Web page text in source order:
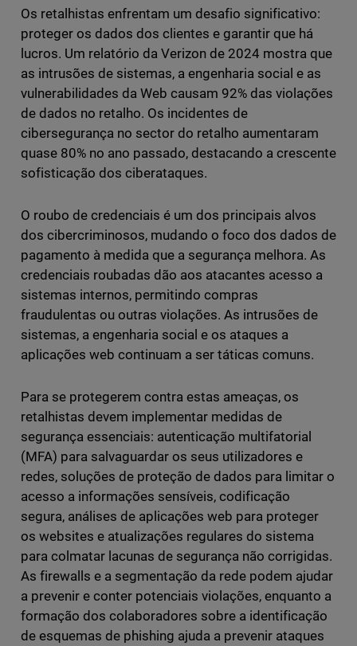
Os retalhistas enfrentam um desafio significativo:
proteger os dados dos clientes e garantir que há
lucros. Um relatório da Verizon de 2024 mostra que
as intrusões de sistemas, a engenharia social e as
vulnerabilidades da Web causam 92% das violações
de dados no retalho. Os incidentes de
cibersegurança no sector do retalho aumentaram
quase 80% no ano passado, destacando a crescente
sofisticação dos ciberataques.
O roubo de credenciais é um dos principais alvos
dos cibercriminosos, mudando o foco dos dados de
pagamento à medida que a segurança melhora. As
credenciais roubadas dão aos atacantes acesso a
sistemas internos, permitindo compras
fraudulentas ou outras violações. As intrusões de
sistemas, a engenharia social e os ataques a
aplicações web continuam a ser táticas comuns.
Para se protegerem contra estas ameaças, os
retalhistas devem implementar medidas de
segurança essenciais: autenticação multifatorial
(MFA) para salvaguardar os seus utilizadores e
redes, soluções de proteção de dados para limitar o
acesso a informações sensíveis, codificação
segura, análises de aplicações web para proteger
os websites e atualizações regulares do sistema
para colmatar lacunas de segurança não corrigidas.
As firewalls e a segmentação da rede podem ajudar
a prevenir e conter potenciais violações, enquanto a
formação dos colaboradores sobre a identificação
de esquemas de phishing ajuda a prevenir ataques